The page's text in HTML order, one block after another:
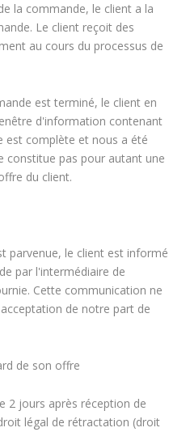
la commande, le client a la
Le client reçoit des
au cours du processus de
est terminé, le client en
d'information contenant
est complète et nous a été
constitue pas pour autant une
du client.
parvenue, le client est informé
par l'intermédiaire de
Cette communication ne
de notre part de
de son offre
2 jours après réception de
légal de rétractation (droit